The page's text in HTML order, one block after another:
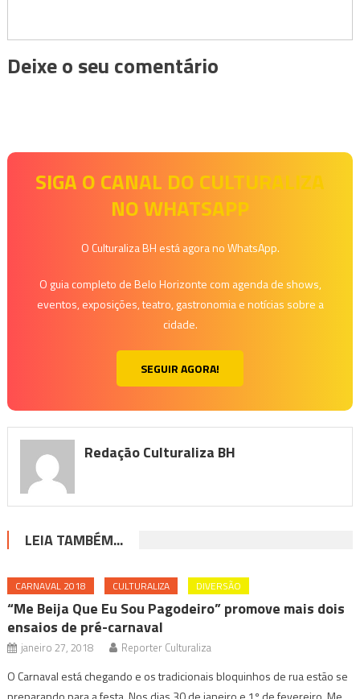
Deixe o seu comentário
SIGA O CANAL DO CULTURALIZA
NO WHATSAPP
O Culturaliza BH está agora no WhatsApp.
O guia completo de Belo Horizonte com agenda de shows,
eventos, exposições, teatro, gastronomia e notícias sobre a
cidade.
SEGUIR AGORA!
Redação Culturaliza BH
LEIA TAMBÉM...
CARNAVAL 2018 CULTURALIZA DIVERSÃO
“Me Beija Que Eu Sou Pagodeiro” promove mais dois
ensaios de pré-carnaval
janeiro 27, 2018 Reporter Culturaliza
O Carnaval está chegando e os tradicionais bloquinhos de rua estão se